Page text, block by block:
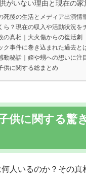
がいない理由と現在の家
死後の生活とメディア出演情
ら？現在の収入や活動状況を
の真相｜大火傷からの復活劇
ク事件に巻き込まれた過去と
動秘話｜姪や甥への想いに注
供に関する総まとめ
供に関する驚
人いるのか？その真